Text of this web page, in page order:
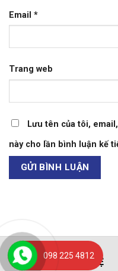
Email *
Trang web
Lưu tên của tôi,
này cho lần bình luận kế
THÔNG TIN LIÊN HỆ
098 225 4812